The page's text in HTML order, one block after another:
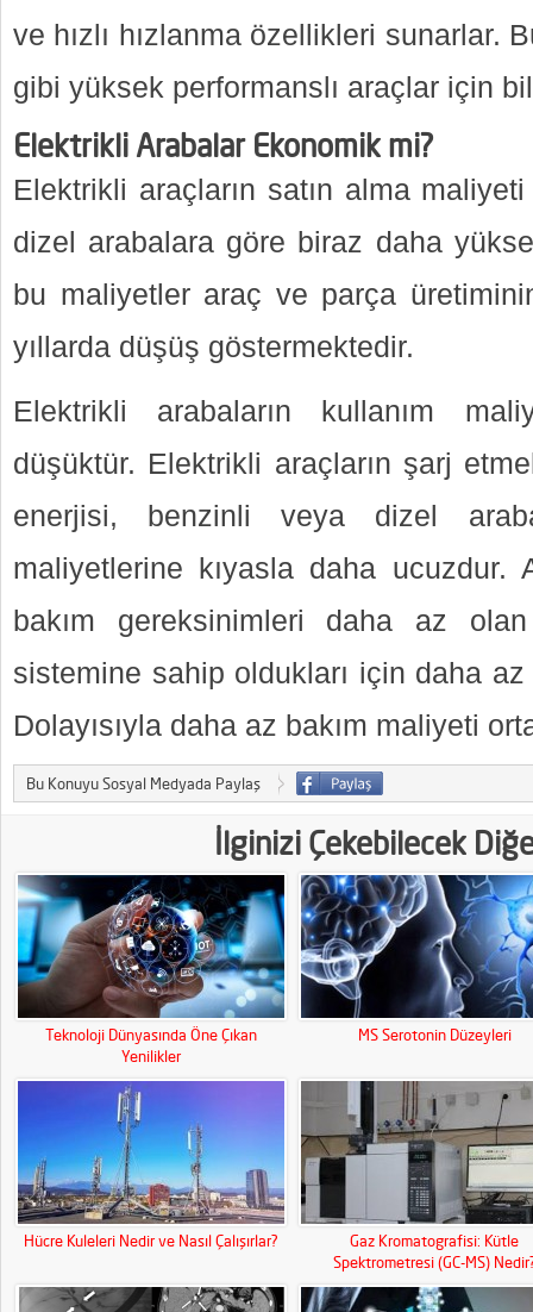
ve hızlı hızlanma özellikleri sunarlar.
gibi yüksek performanslı araçlar için
Elektrikli Arabalar Ekonomik mi?
Elektrikli araçların satın alma
dizel arabalara göre biraz daha
bu maliyetler araç ve parça
yıllarda düşüş göstermektedir.
Elektrikli arabaların kullanım
düşüktür. Elektrikli araçların şarj
enerjisi, benzinli veya dizel
maliyetlerine kıyasla daha ucuzdur.
bakım gereksinimleri daha az
sistemine sahip oldukları için daha
Dolayısıyla daha az bakım maliyeti
Bu Konuyu Sosyal Medyada Paylaş
İlginizi Çekebilecek
Teknoloji Dünyasında Öne Çıkan
Yenilikler
MS Serotonin Düzeyleri
Hücre Kuleleri Nedir ve Nasıl Çalışırlar?
Gaz Kromatografisi: Kütle
Spektrometresi (GC-MS)